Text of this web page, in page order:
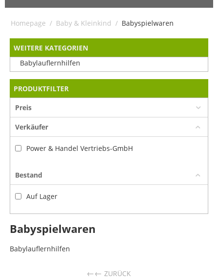
Homepage / Baby & Kleinkind / Babyspielwaren
WEITERE KATEGORIEN
Babylauflernhilfen
PRODUKTFILTER
Preis
Verkäufer
Power & Handel Vertriebs-GmbH
Bestand
Auf Lager
Babyspielwaren
Babylauflernhilfen
← ZURÜCK